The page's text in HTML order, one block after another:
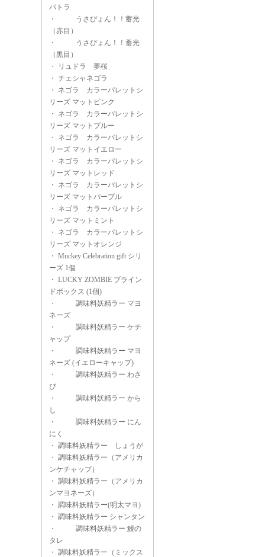
バトラ
・
うさぴょん！！蓄光
（赤目）
・
うさぴょん！！蓄光
（黒目）
・
リュドラ 夢桜
・ チェシャネゴラ
・ ネゴラ カラーパレットシ
リーズ マットピンク
・ ネゴラ カラーパレットシ
リーズ マットブルー
・ ネゴラ カラーパレットシ
リーズ マットイエロー
・ ネゴラ カラーパレットシ
リーズ マットレッド
・ ネゴラ カラーパレットシ
リーズ マットパープル
・ ネゴラ カラーパレットシ
リーズ マットミント
・ ネゴラ カラーパレットシ
リーズ マットオレンジ
・ Muckey Celebration gift シリ
ーズ 1個
・ LUCKY ZOMBIE ブライン
ドボックス (1個)
・
調味料妖精ラー マヨ
ネーズ
・
調味料妖精ラー ケチ
ャップ
・
調味料妖精ラー マヨ
ネーズ (イエローキャップ)
・
調味料妖精ラー わさ
び
・
調味料妖精ラー から
し
・
調味料妖精ラー にん
にく
・ 調味料妖精ラー しょうが
・ 調味料妖精ラー（アメリカ
ンケチャップ）
・ 調味料妖精ラー（アメリカ
ンマヨネーズ）
・ 調味料妖精ラー(明太マヨ)
・ 調味料妖精ラー シャンタン
・
調味料妖精ラー 鰻の
タレ
・ 調味料妖精ラー（ミックス